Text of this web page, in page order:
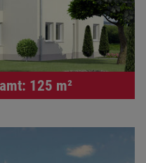
125 m²